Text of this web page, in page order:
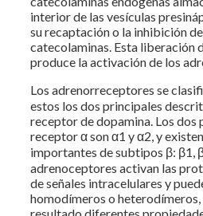
interior de las vesículas
su recaptación o la inhibición
catecolaminas. Esta liberación
produce la activación de los
Los adrenorreceptores se
estos los dos principales
receptor de dopamina. Los
receptor α son α1 y α2, y
importantes de subtipos β: β1,
adrenoceptores activan las
de señales intracelulares y
homodímeros o heterodímeros,